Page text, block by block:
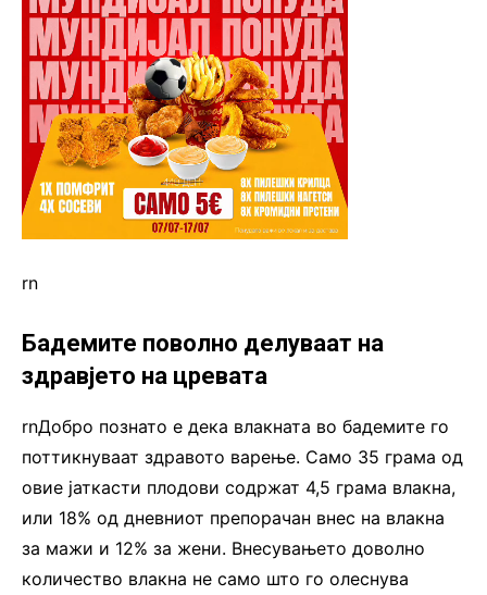
rn
Бадемите поволно делуваат на
здравјето на цревата
rnДобро познато е дека влакната во бадемите го
поттикнуваат здравото варење. Само 35 грама од
овие јаткасти плодови содржат 4,5 грама влакна,
или 18% од дневниот препорачан внес на влакна
за мажи и 12% за жени. Внесувањето доволно
количество влакна не само што го олеснува